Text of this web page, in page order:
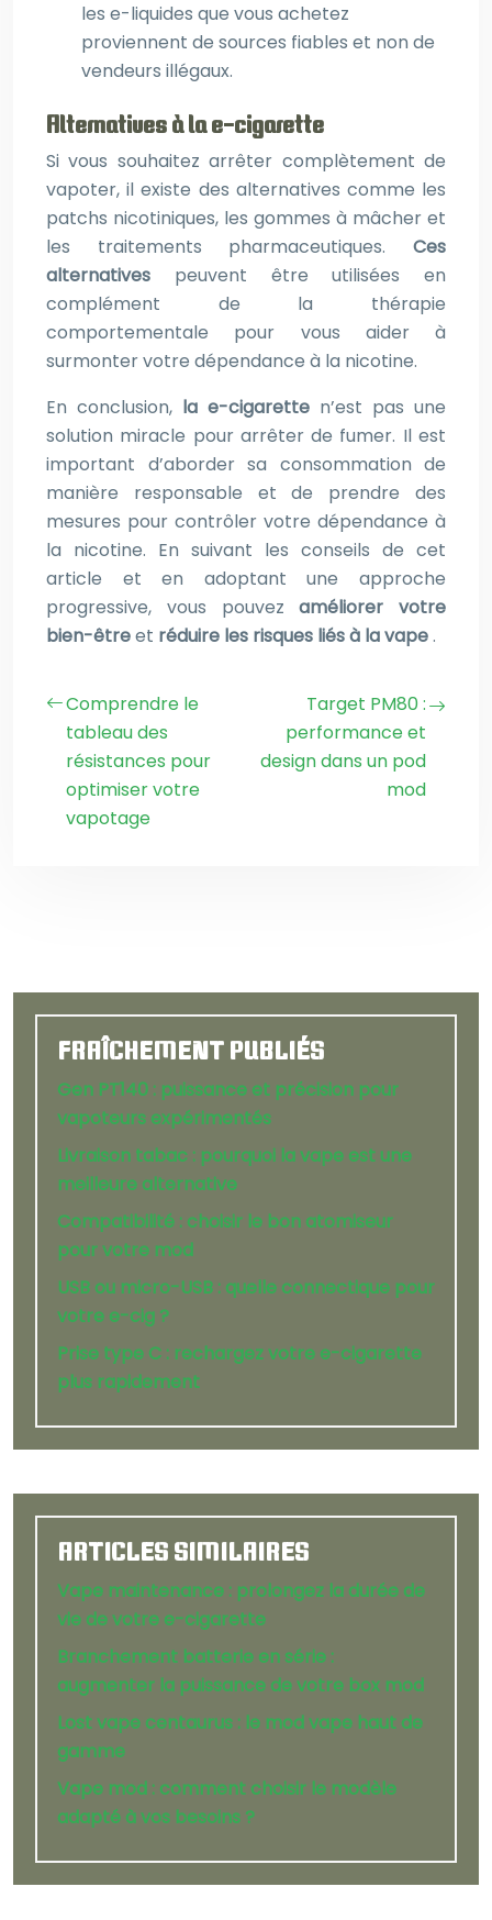
les e-liquides que vous achetez
proviennent de sources fiables et non de
vendeurs illégaux.
Alternatives à la e-cigarette
Si vous souhaitez arrêter complètement de
vapoter, il existe des alternatives comme les
patchs nicotiniques, les gommes à mâcher et
les traitements pharmaceutiques. Ces
alternatives peuvent être utilisées en
complément de la thérapie
comportementale pour vous aider à
surmonter votre dépendance à la nicotine.
En conclusion, la e-cigarette n’est pas une
solution miracle pour arrêter de fumer. Il est
important d’aborder sa consommation de
manière responsable et de prendre des
mesures pour contrôler votre dépendance à
la nicotine. En suivant les conseils de cet
article et en adoptant une approche
progressive, vous pouvezaméliorer votre
bien-êtreet réduire les risques liés à la vape.
Comprendre le
tableau des
résistances pour
optimiser votre
vapotage
Target PM80 :
performance et
design dans un pod
mod
FRAÎCHEMENT PUBLIÉS
Gen PT140 : puissance et précision pour
vapoteurs expérimentés
Livraison tabac : pourquoi la vape est une
meilleure alternative
Compatibilité : choisir le bon atomiseur
pour votre mod
USB ou micro-USB : quelle connectique pour
votre e-cig ?
Prise type C : rechargez votre e-cigarette
plus rapidement
ARTICLES SIMILAIRES
Vape maintenance : prolongez la durée de
vie de votre e-cigarette
Branchement batterie en série :
augmenter la puissance de votre box mod
Lost vape centaurus : le mod vape haut de
gamme
Vape mod : comment choisir le modèle
adapté à vos besoins ?